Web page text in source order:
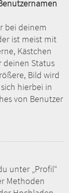
bei deinem
ist meist mit
Kästchen
deinen Status
Bild wird
hierbei in
von Benutzer
unter „Profil“
Methoden